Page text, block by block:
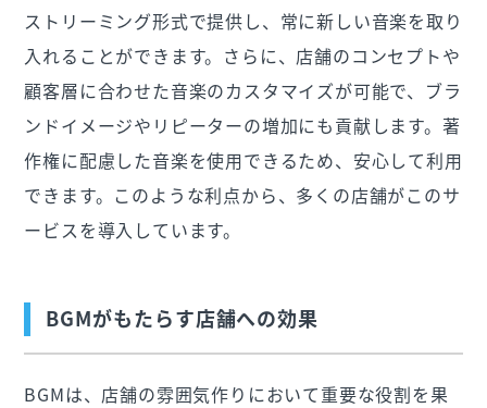
ストリーミング形式で提供し、常に新しい音楽を取り
入れることができます。さらに、店舗のコンセプトや
顧客層に合わせた音楽のカスタマイズが可能で、ブラ
ンドイメージやリピーターの増加にも貢献します。著
作権に配慮した音楽を使用できるため、安心して利用
できます。このような利点から、多くの店舗がこのサ
ービスを導入しています。
BGMがもたらす店舗への効果
BGMは、店舗の雰囲気作りにおいて重要な役割を果